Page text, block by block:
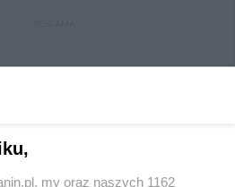
my oraz naszych 1162